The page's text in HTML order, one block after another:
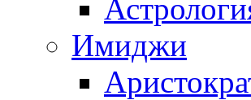
Имиджи